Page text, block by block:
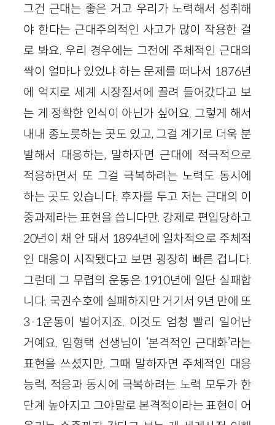
그건 근대는 좋은 거고 우리가 노력해서 성취해
야 한다는 근대주의적인 사고가 많이 작용한 걸
로 봐요. 우리 경우에는 그전에 주체적인 근대의
싹이 얼마나 있었냐 하는 문제를 떠나서 1876년
에 억지로 세계 시장질서에 끌려 들어갔다고 보
는 게 정확한 인식이 아닌가 싶어요. 그렇게 해서
내내 종노릇하는 곳도 있고, 그걸 계기로 더욱 분
발해서 대응하는, 말하자면 근대에 적극적으로
적응하면서 또 그걸 극복하려는 노력도 동시에
하는 곳도 있습니다. 후자를 두고 저는 근대의 이
중과제라는 표현을 씁니다만. 강제로 편입당하고
20년이 채 안 돼서 1894년에 일차적으로 주체적
인 대응이 시작됐다고 보면 굉장히 빠른 겁니다.
그런데 그 무렵의 운동은 1910년에 일단 실패합
니다. 국권수호에 실패하지만 거기서 9년 만에 또
3·1운동이 벌어지죠. 이것도 엄청 빨리 일어난
거예요. 임형택 선생님이 ‘본격적인 근대화’라는
표현을 쓰셨지만, 그때 말하자면 주체적인 대응
능력, 적응과 동시에 극복하려는 노력 모두가 한
단계 높아지고 그야말로 본격적이라는 표현이 어